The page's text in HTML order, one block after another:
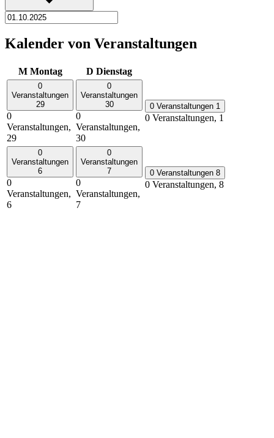
Kalender von Veranstaltungen
M Montag D Dienstag
0
Veranstaltungen
29
0
Veranstaltungen,
29
0
Veranstaltungen
30
0
Veranstaltungen,
30
0 Veranstaltungen 1
0 Veranstaltungen, 1
0
Veranstaltungen
6
0
Veranstaltungen,
6
0
Veranstaltungen
7
0
Veranstaltungen,
7
0 Veranstaltungen 8
0 Veranstaltungen, 8